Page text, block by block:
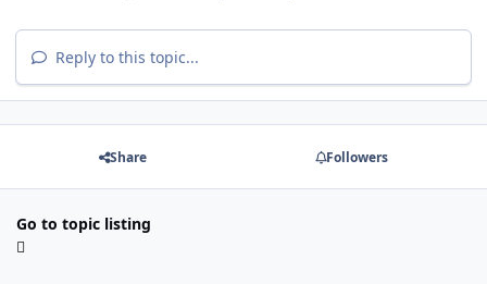
Reply to this topic...
Share Followers
Go to topic listing